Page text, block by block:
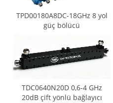
TPD00180A8DC-18GHz 8 yol
güç bölücü
TDC0640N20D 0,6-4 GHz
20dB çift yönlü bağlayıcı